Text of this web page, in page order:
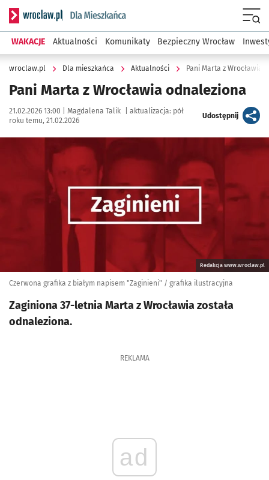
Serwis informacyjny wroclaw.pl podserwis: Dla mieszkańca
WAKACJE Aktualności Komunikaty Bezpieczny Wrocław
wroclaw.pl Dla mieszkańca Aktualności Pani Marta z Wrocławia
Pani Marta z Wrocławia odnaleziona
Data publikacji:
21.02.2026 13:00 | Autor:
Magdalena Talik aktualizacja: pół
roku temu, 21.02.2026
Udostępnijartykuł
Kliknij, aby powiększyć
Redakcja www.wroclaw.pl
Czerwona grafika z białym napisem "Zaginieni" / grafika ilustracyjna
Zaginiona 37-letnia Marta z Wrocławia została
odnaleziona.
REKLAMA
ad